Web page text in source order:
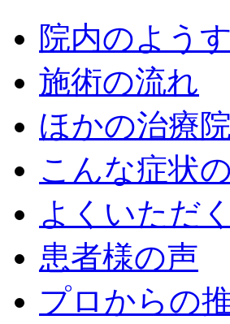
院内のようす
施術の流れ
ほかの治療
こんな症状
よくいただ
患者様の声
プロからの